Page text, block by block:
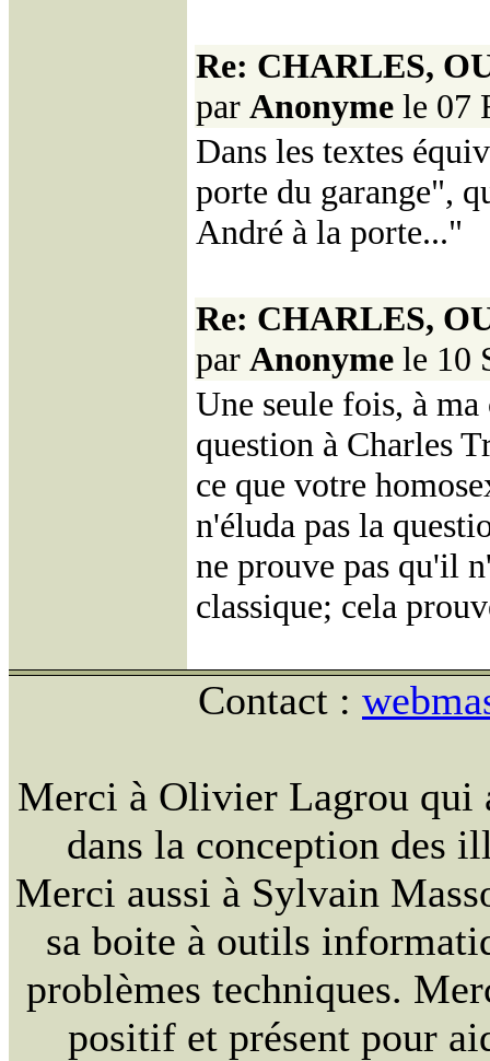
Re: CHARLES,
par Anonyme le 07
Dans les textes
porte du garange",
André à la porte..."
Re: CHARLES,
par Anonyme le 10
Une seule fois, à
question à Charles
ce que votre
n'éluda pas la
ne prouve pas qu'il
classique; cela
Contact :
Merci à Olivier Lagrou qui
dans la conception des
Merci aussi à Sylvain
sa boite à outils
problèmes techniques.
positif et présent pour